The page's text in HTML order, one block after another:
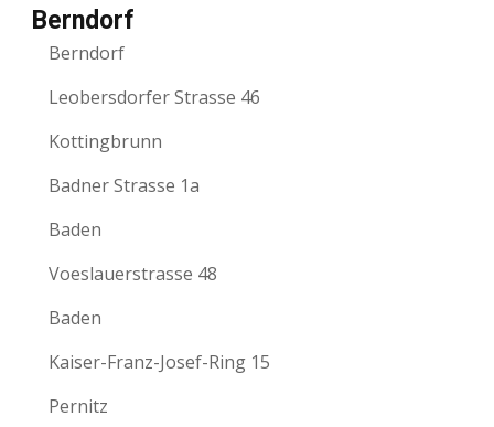
Berndorf
Berndorf
Leobersdorfer Strasse 46
Kottingbrunn
Badner Strasse 1a
Baden
Voeslauerstrasse 48
Baden
Kaiser-Franz-Josef-Ring 15
Pernitz